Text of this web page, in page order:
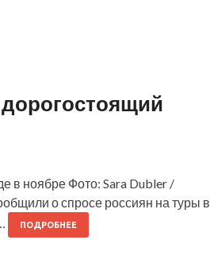
в ноябре Фото: Sara Dubler /
о спросе россиян на туры в
ПОДРОБНЕЕ